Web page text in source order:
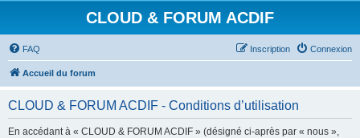
CLOUD & FORUM ACDIF
FAQ Connexion
Inscription
Accueil du forum
CLOUD & FORUM ACDIF - Conditions d’utilisation
En accédant à « CLOUD & FORUM ACDIF » (désigné ci-après par « nous »,